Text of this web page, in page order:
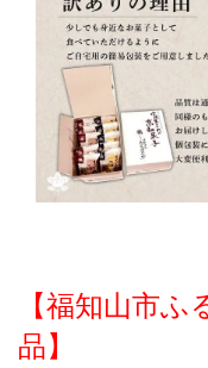
【福知山市
品】